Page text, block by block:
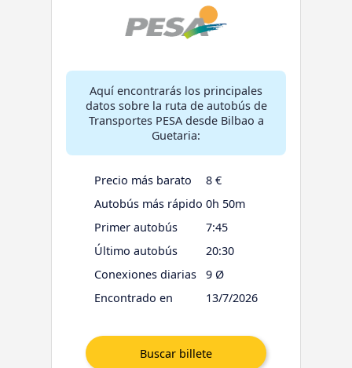
Aquí encontrarás los principales
datos sobre la ruta de autobús de
Transportes PESA desde Bilbao a
Guetaria:
Precio más barato
8 €
Autobús más rápido 0h 50m
Primer autobús
7:45
Último autobús
20:30
Conexiones diarias
9 Ø
Encontrado en
13/7/2026